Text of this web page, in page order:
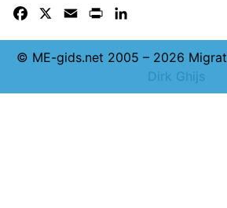
Facebook Email Print
© ME-gids.net 2005 – 2026
Dirk Ghijs